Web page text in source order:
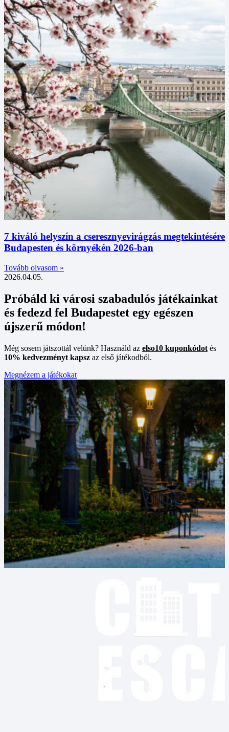
7 kiváló helyszín a cseresznyevirágzás megtekintésére
Budapesten és környékén 2026-ban
Tovább olvasom »
2026.04.05.
Próbáld ki városi szabadulós játékainkat
és fedezd fel Budapestet egy egészen
újszerű módon!
Még sosem játszottál velünk? Használd az elso10 kuponkódot és
10% kedvezményt kapsz az első játékodból.
Megnézem a játékokat